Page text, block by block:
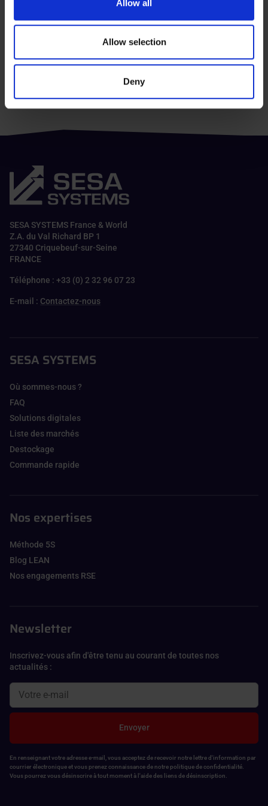
our social media, advertising and analytics partners who
may combine it with other information that you’ve
provided to them or that they’ve collected from your use
of their services.
Allow all
Allow selection
Deny
Expédition internationale
Faites vous livrer à l'international
Ecovadis Bronze
Engagés pour la performance
environnementale, sociale et éthique
SESA SYSTEMS France & World
Z.A. du Val Richard BP 1
27340 Criquebeuf-sur-Seine
FRANCE
Téléphone : +33 (0) 2 32 96 07 23
E-mail : Contactez-nous
SESA SYSTEMS
Où sommes-nous ?
FAQ
Solutions digitales
Liste des marchés
Destockage
Commande rapide
Nos expertises
Méthode 5S
Blog LEAN
Nos engagements RSE
Newsletter
Inscrivez-vous afin d'être tenu au courant de toutes nos
actualités :
Envoyer
En renseignant votre adresse e-mail, vous acceptez de recevoir notre lettre d'information par
courrier électronique et vous prenez connaissance de notre politique de confidentialité.
Vous pourrez vous désinscrire à tout moment à l'aide des liens de désinscription.